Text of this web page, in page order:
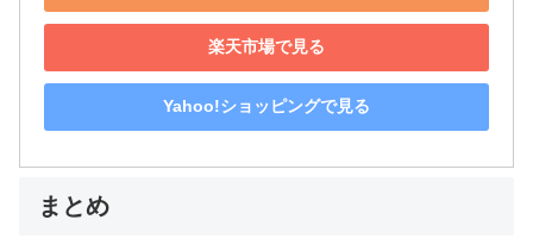
楽天市場で見る
Yahoo!ショッピングで見る
まとめ